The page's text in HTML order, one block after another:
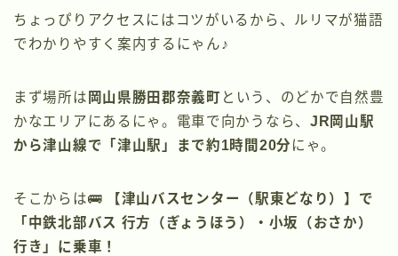
ちょっぴりアクセスにはコツがいるから、ルリマが猫語
でわかりやすく案内するにゃん♪
まず場所は 岡山県勝田郡奈義町 という、のどかで自然豊
かなエリアにあるにゃ。電車で向かうなら、 JR岡山駅
から津山線で「津山駅」まで約1時間20分 にゃ。
そこからは🚌
【津山バスセンター（駅東どなり）】で
「中鉄北部バス 行方（ぎょうほう）・小坂（おさか）
行き」に乗車！